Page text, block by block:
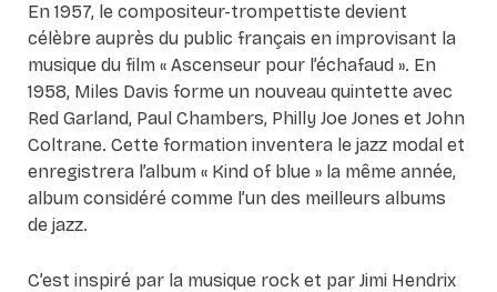
En 1957, le compositeur-trompettiste devient
célèbre auprès du public français en improvisant la
musique du film « Ascenseur pour l’échafaud ». En
1958, Miles Davis forme un nouveau quintette avec
Red Garland, Paul Chambers, Philly Joe Jones et John
Coltrane. Cette formation inventera le jazz modal et
enregistrera l’album « Kind of blue » la même année,
album considéré comme l’un des meilleurs albums
de jazz.
C’est inspiré par la musique rock et par Jimi Hendrix